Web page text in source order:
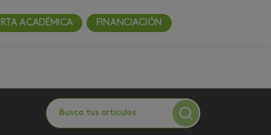
ACADÉMICA FINANCIACIÓN